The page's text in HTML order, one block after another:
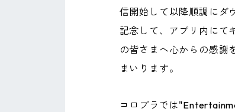
信開始して以降順調にダ
記念して、アプリ内にて
の皆さまへ心からの感謝
まいります。
コロプラでは